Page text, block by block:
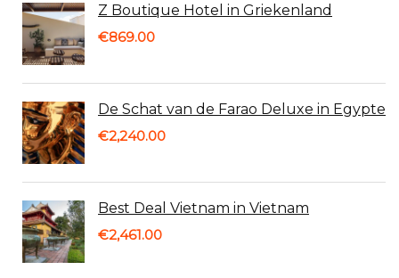
Z Boutique Hotel in Griekenland
€869.00
De Schat van de Farao Deluxe in Egypte
€2,240.00
Best Deal Vietnam in Vietnam
€2,461.00